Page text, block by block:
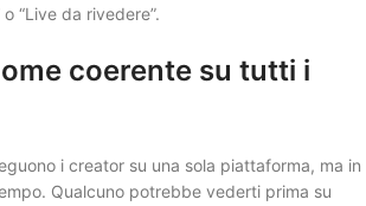
o “Live da rivedere”.
coerente su tutti i
i creator su una sola piattaforma, ma in
Qualcuno potrebbe vederti prima su